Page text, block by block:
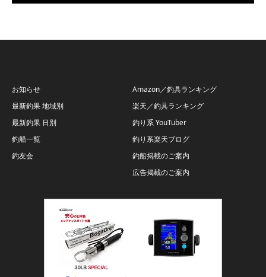
お知らせ
最新釣果 地域別
最新釣果 日別
釣船一覧
釣友会
Amazon／釣具ランキング
楽天／釣具ランキング
釣り系 YouTuber
釣り系楽天ブログ
釣船掲載のご案内
広告掲載のご案内